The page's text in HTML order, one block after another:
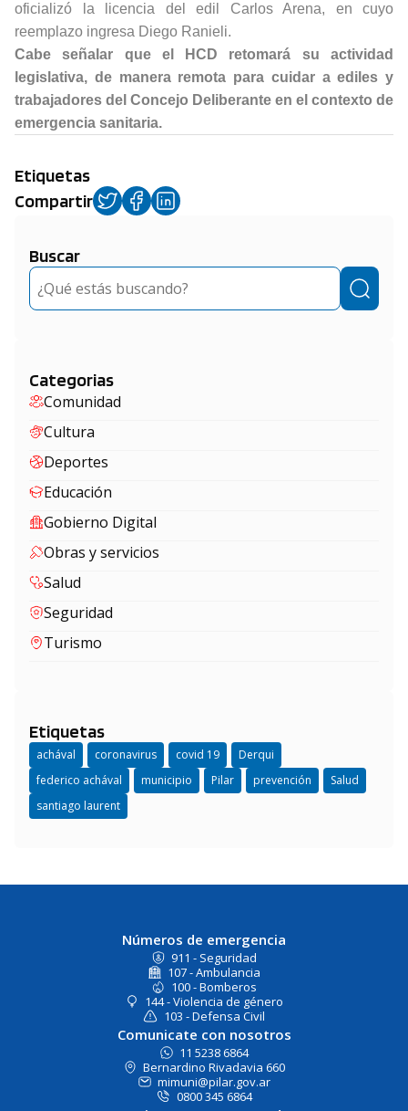
oficializó la licencia del edil Carlos Arena, en cuyo
reemplazo ingresa Diego Ranieli.
Cabe señalar que el HCD retomará su actividad
legislativa, de manera remota para cuidar a ediles y
trabajadores del Concejo Deliberante en el contexto de
emergencia sanitaria.
Etiquetas
Compartir
Buscar
Buscar
Categorias
Comunidad
Cultura
Deportes
Educación
Gobierno Digital
Obras y servicios
Salud
Seguridad
Turismo
Etiquetas
achával coronavirus covid 19
Derqui
federico achával
municipio Pilar prevención
Salud
santiago laurent
Números de emergencia
911 - Seguridad
107 - Ambulancia
100 - Bomberos
144 - Violencia de género
103 - Defensa Civil
Comunicate con nosotros
11 5238 6864
Bernardino Rivadavia 660
mimuni@pilar.gov.ar
0800 345 6864